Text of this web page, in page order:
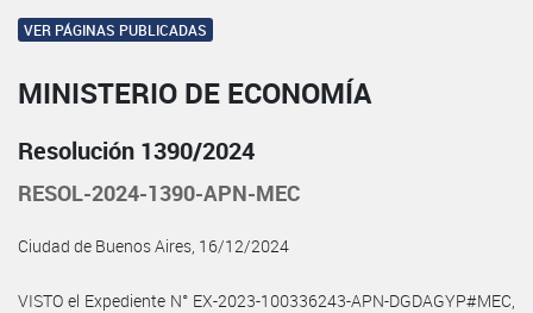
VER PÁGINAS PUBLICADAS
MINISTERIO DE ECONOMÍA
Resolución 1390/2024
RESOL-2024-1390-APN-MEC
Ciudad de Buenos Aires, 16/12/2024
VISTO el Expediente N° EX-2023-100336243-APN-DGDAGYP#MEC,